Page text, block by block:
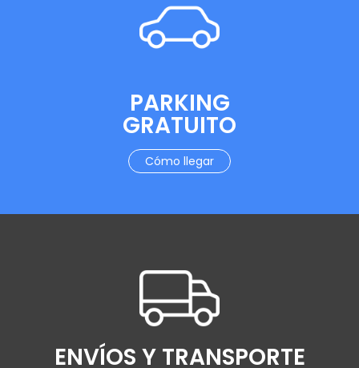
PARKING
GRATUITO
Cómo llegar
ENVÍOS Y TRANSPORTE